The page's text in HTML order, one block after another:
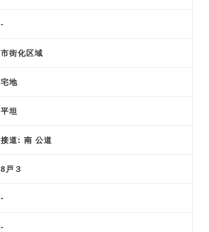
-
市街化区域
宅地
平坦
接道: 南 公道
8戸３
-
-